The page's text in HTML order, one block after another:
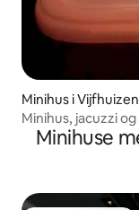
Minihus i Vijfhuizen
Minihus, jacuzzi
Minihuse